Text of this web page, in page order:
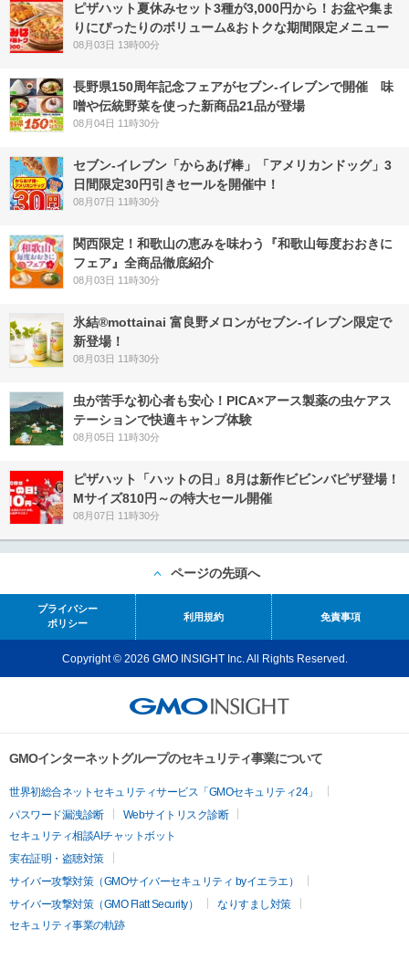
ピザハット夏休みセット3種が3,000円から！お盆や集ま
りにぴったりのボリューム&おトクな期間限定メニュー
08月03日 13時00分
長野県150周年記念フェアがセブン-イレブンで開催 味
噌や伝統野菜を使った新商品21品が登場
08月04日 11時30分
セブン‐イレブン「からあげ棒」「アメリカンドッグ」3
日間限定30円引きセールを開催中！
08月07日 11時30分
関西限定！和歌山の恵みを味わう『和歌山毎度おおきに
フェア』全商品徹底紹介
08月03日 11時30分
氷結®mottainai 富良野メロンがセブン‐イレブン限定で
新登場！
08月03日 11時30分
虫が苦手な初心者も安心！PICA×アース製薬の虫ケアス
テーションで快適キャンプ体験
08月05日 11時30分
ピザハット「ハットの日」8月は新作ビビンバピザ登場！
Mサイズ810円～の特大セール開催
08月07日 11時30分
ページの先頭へ
プライバシー
ポリシー
利用規約 免責事項
Copyright © 2026 GMO INSIGHT Inc. All Rights Reserved.
GMOインターネットグループのセキュリティ事業について
世界初総合ネットセキュリティサービス「GMOセキュリティ24」
パスワード漏洩診断
Webサイトリスク診断
セキュリティ相談AIチャットボット
実在証明・盗聴対策
サイバー攻撃対策（GMOサイバーセキュリティ byイエラエ）
サイバー攻撃対策（GMO Flatt Security）
なりすまし対策
セキュリティ事業の軌跡